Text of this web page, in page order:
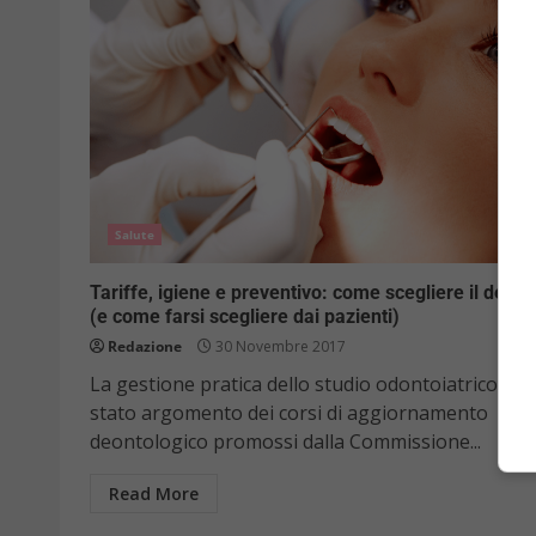
Salute
Tariffe, igiene e preventivo: come scegliere il
(e come farsi scegliere dai pazienti)
Redazione 30 Novembre 2017
La gestione pratica dello studio odontoiatrico è
stato argomento dei corsi di aggiornamento
deontologico promossi dalla Commissione...
Read More